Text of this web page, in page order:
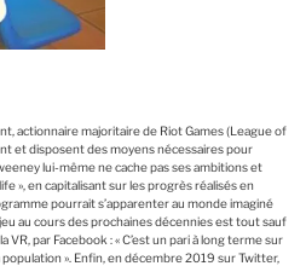
actionnaire majoritaire de Riot Games (League of
et disposent des moyens nécessaires pour
lui-même ne cache pas ses ambitions et
», en capitalisant sur les progrès réalisés en
pourrait s’apparenter au monde imaginé
au cours des prochaines décennies est tout sauf
par Facebook : « C’est un pari à long terme sur
». Enfin, en décembre 2019 sur Twitter,